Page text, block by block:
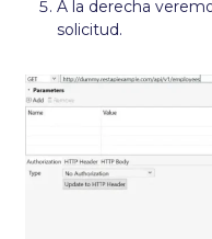
A la derecha
solicitud.